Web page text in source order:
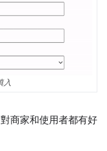
入
商家和使用者都有好